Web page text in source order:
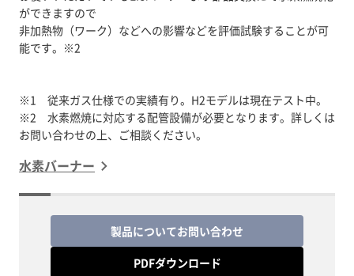
ができますので
非加熱物（ワーク）などへの影響などを評価試験することが可
能です。※2
※1 従来ガス仕様での実績有り。H2モデルは現在テスト中。
※2 水素燃焼に対応する配管設備が必要となります。詳しくは
水素バーナー
製品についてお問い合わせ
PDFダウンロード